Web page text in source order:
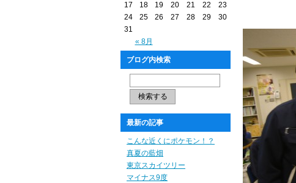
« 8月
17
18 19 20 21 22
23
24
25 26 27 28 29
30
31
ブログ内検索
最新の記事
こんな近くにポケモン！？
真夏の藍畑
東京スカイツリー
マイナス9度